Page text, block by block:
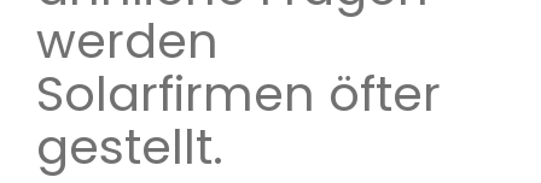
werden
Solarfirmen öfter
gestellt.